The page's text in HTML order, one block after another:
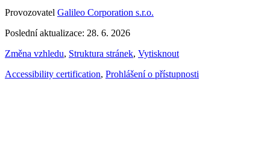
Provozovatel Galileo Corporation s.r.o.
Poslední aktualizace: 28. 6. 2026
Změna vzhledu, Struktura stránek, Vytisknout
Accessibility certification, Prohlášení o přístupnosti